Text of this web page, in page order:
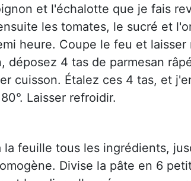
et l'échalotte que je fais
les tomates, le sucré et
heure. Coupe le feu et laisser
déposez 4 tas de parmesan
cuisson. Étalez ces 4 tas, et
Laisser refroidir.
la feuille tous les ingrédients,
Divise la pâte en 6